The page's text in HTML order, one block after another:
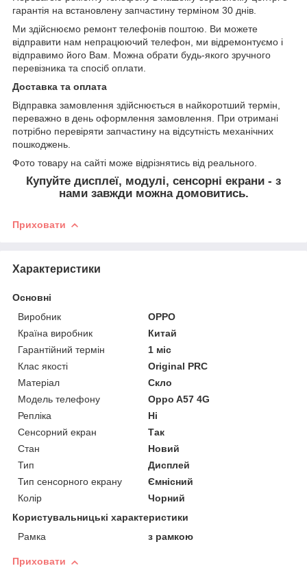
гарантія на встановлену запчастину терміном 30 днів.
Ми здійснюємо ремонт телефонів поштою. Ви можете
відправити нам непрацюючий телефон, ми відремонтуємо і
відправимо його Вам. Можна обрати будь-якого зручного
перевізника та спосіб оплати.
Доставка та оплата
Відправка замовлення здійснюється в найкоротший термін,
переважно в день оформлення замовлення. При отримані
потрібно перевіряти запчастину на відсутність механічних
пошкоджень.
Фото товару на сайті може відрізнятись від реального.
Купуйте дисплеї, модулі, сенсорні екрани - з
нами завжди можна домовитись.
Приховати
Характеристики
Основні
Виробник
OPPO
Країна виробник
Китай
Гарантійний термін
1 міс
Клас якості
Original PRC
Матеріал
Скло
Модель телефону
Oppo A57 4G
Репліка
Ні
Сенсорний екран
Так
Стан
Новий
Тип
Дисплей
Тип сенсорного екрану
Ємнісний
Колір
Чорний
Користувальницькі характеристики
Рамка
з рамкою
Приховати